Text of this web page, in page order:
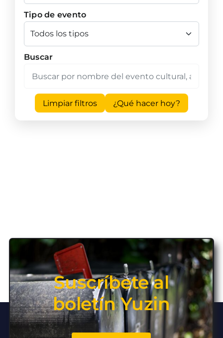
Tipo de evento
Buscar
Limpiar filtros ¿Qué hacer hoy?
Suscríbete al
boletín Yuzin